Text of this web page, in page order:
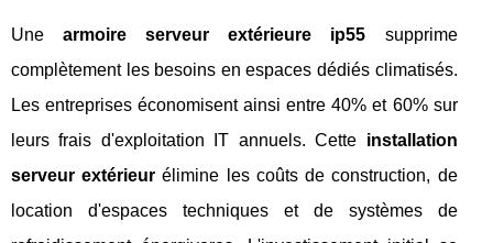
Unearmoire serveur extérieure ip55 supprime
complètement les besoins en espaces dédiés climatisés.
Les entreprises économisent ainsi entre 40% et 60% sur
leurs frais d'exploitation IT annuels. Cette installation
serveur extérieur élimine les coûts de construction, de
location d'espaces techniques et de systèmes de